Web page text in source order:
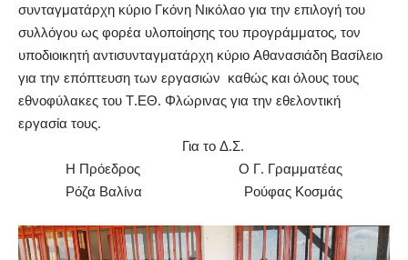
συνταγματάρχη κύριο Γκόνη Νικόλαο για την επιλογή του
συλλόγου ως φορέα υλοποίησης του προγράμματος, τον
υποδιοικητή αντισυνταγματάρχη κύριο Αθανασιάδη Βασίλειο
για την επόπτευση των εργασιών καθώς και όλους τους
εθνοφύλακες του Τ.ΕΘ. Φλώρινας για την εθελοντική
εργασία τους.
Για το Δ.Σ.
Η Πρόεδρος Ο Γ. Γραμματέας
Ρόζα Βαλίνα Ρούφας Κοσμάς